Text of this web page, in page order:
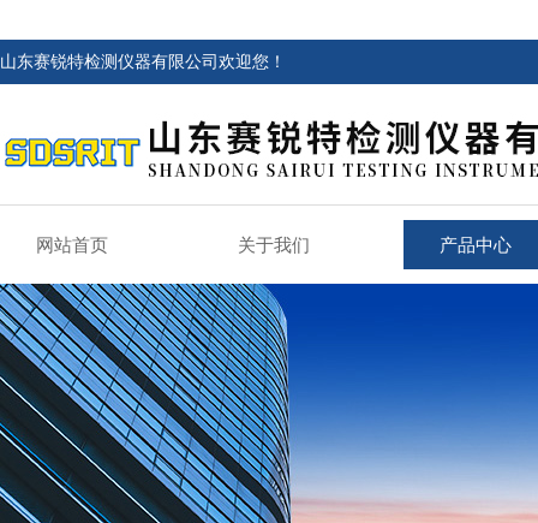
山东赛锐特检测仪器有限公司欢迎您！
网站首页 关于我们 产品中心